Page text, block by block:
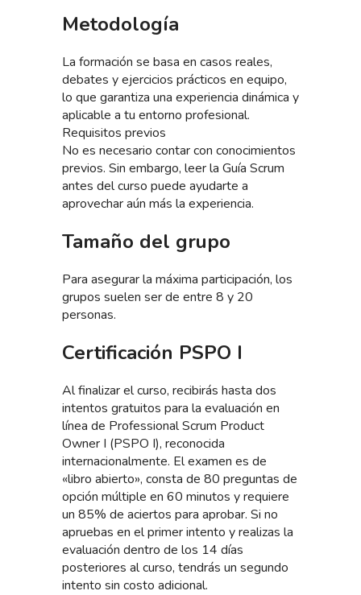
Metodología
La formación se basa en casos reales,
debates y ejercicios prácticos en equipo,
lo que garantiza una experiencia dinámica y
aplicable a tu entorno profesional.
Requisitos previos
No es necesario contar con conocimientos
previos. Sin embargo, leer la Guía Scrum
antes del curso puede ayudarte a
aprovechar aún más la experiencia.
Tamaño del grupo
Para asegurar la máxima participación, los
grupos suelen ser de entre 8 y 20
personas.
Certificación PSPO I
Al finalizar el curso, recibirás hasta dos
intentos gratuitos para la evaluación en
línea de Professional Scrum Product
Owner I (PSPO I), reconocida
internacionalmente. El examen es de
«libro abierto», consta de 80 preguntas de
opción múltiple en 60 minutos y requiere
un 85% de aciertos para aprobar. Si no
apruebas en el primer intento y realizas la
evaluación dentro de los 14 días
posteriores al curso, tendrás un segundo
intento sin costo adicional.